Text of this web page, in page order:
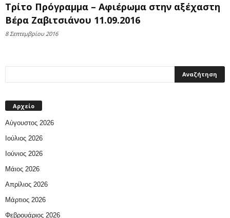
Τρίτο Πρόγραμμα – Αφιέρωμα στην αξέχαστη
Βέρα Ζαβιτσιάνου 11.09.2016
8 Σεπτεμβρίου 2016
Αρχείο
Αύγουστος 2026
Ιούλιος 2026
Ιούνιος 2026
Μάιος 2026
Απρίλιος 2026
Μάρτιος 2026
Φεβρουάριος 2026